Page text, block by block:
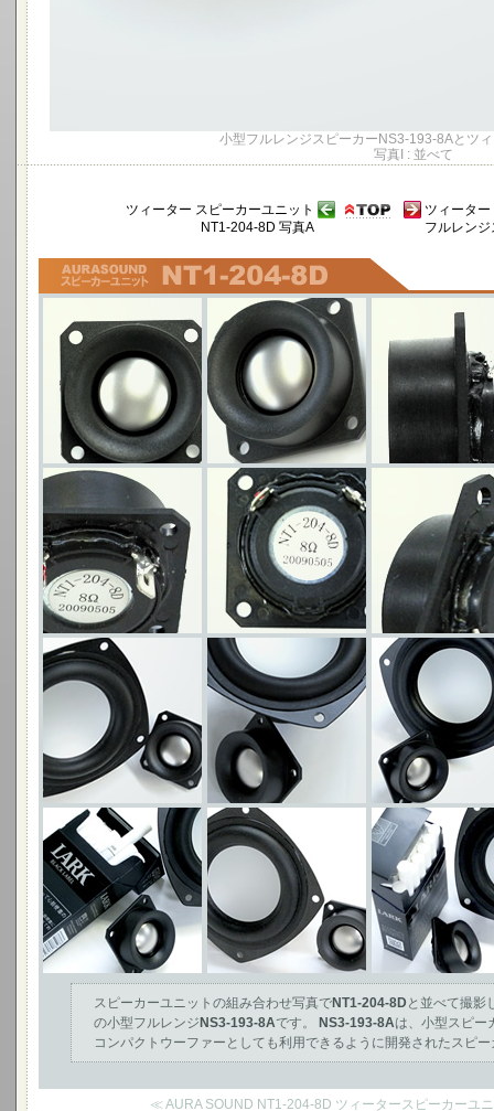
小型フルレンジスピーカーNS3-193-8Aとツ
写真I : 並べて
ツィーター スピーカーユニット
NT1-204-8D 写真A
ツィータ
フルレン
スピーカーユニットの組み合わせ写真でNT1-204-8D と並べて撮影
の小型フルレンジ NS3-193-8Aです。 NS3-193-8Aは、小型スピー
コンパクトウーファーとしても利用できるように開発されたスピ
≪ AURA SOUND NT1-204-8D ツィータースピーカーユ